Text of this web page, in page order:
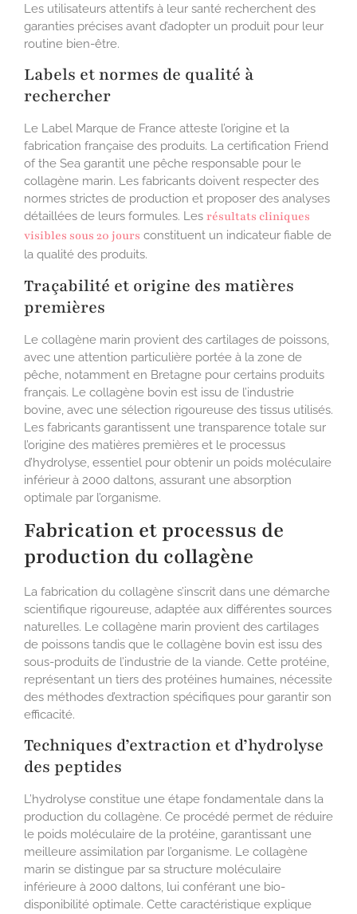
Les utilisateurs attentifs à leur santé recherchent des
garanties précises avant d’adopter un produit pour leur
routine bien-être.
Labels et normes de qualité à
rechercher
Le Label Marque de France atteste l’origine et la
fabrication française des produits. La certification Friend
of the Sea garantit une pêche responsable pour le
collagène marin. Les fabricants doivent respecter des
normes strictes de production et proposer des analyses
détaillées de leurs formules. Les résultats cliniques
visibles sous 20 jours constituent un indicateur fiable de
la qualité des produits.
Traçabilité et origine des matières
premières
Le collagène marin provient des cartilages de poissons,
avec une attention particulière portée à la zone de
pêche, notamment en Bretagne pour certains produits
français. Le collagène bovin est issu de l’industrie
bovine, avec une sélection rigoureuse des tissus utilisés.
Les fabricants garantissent une transparence totale sur
l’origine des matières premières et le processus
d’hydrolyse, essentiel pour obtenir un poids moléculaire
inférieur à 2000 daltons, assurant une absorption
optimale par l’organisme.
Fabrication et processus de
production du collagène
La fabrication du collagène s’inscrit dans une démarche
scientifique rigoureuse, adaptée aux différentes sources
naturelles. Le collagène marin provient des cartilages
de poissons tandis que le collagène bovin est issu des
sous-produits de l’industrie de la viande. Cette protéine,
représentant un tiers des protéines humaines, nécessite
des méthodes d’extraction spécifiques pour garantir son
efficacité.
Techniques d’extraction et d’hydrolyse
des peptides
L’hydrolyse constitue une étape fondamentale dans la
production du collagène. Ce procédé permet de réduire
le poids moléculaire de la protéine, garantissant une
meilleure assimilation par l’organisme. Le collagène
marin se distingue par sa structure moléculaire
inférieure à 2000 daltons, lui conférant une bio-
disponibilité optimale. Cette caractéristique explique